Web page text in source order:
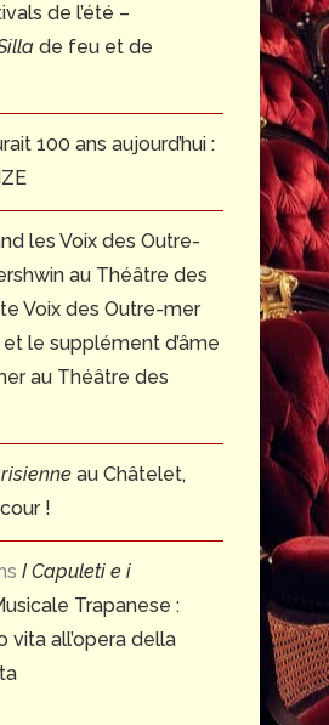
de l’été –
de feu et de
100 ans aujourd’hui :
les Voix des Outre-
au Théâtre des
Voix des Outre-mer
et le supplément d’âme
au Théâtre des
au Châtelet,
!
I Capuleti e i
Trapanese :
vita all’opera della